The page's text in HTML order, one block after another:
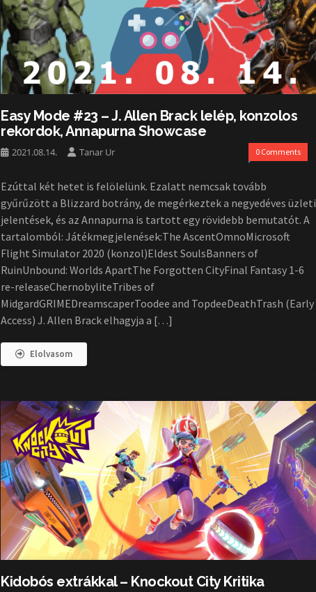
Easy Mode #23 – J. Allen Brack lelép, konzolos
rekordok, Annapurna Showcase
2021.08.14. Tanar Ur 0 Comments
Ezúttal két hetet is felölelünk. Ezalatt nemcsak tovább
gyűrűzött a Blizzard botrány, de megérkeztek a negyedéves üzleti
jelentések, és az Annapurna is tartott egy rövidebb bemutatót. A
tartalomból: Játékmegjelenések:The AscentOmnoMicrosoft
Flight Simulator 2020 (konzol)Eldest SoulsBanners of
RuinUnbound: Worlds ApartThe Forgotten CityFinal Fantasy 1-6
re-releaseChernobyliteTribes of
MidgardGRIMEDreamscaperToodee and TopdeeDeathTrash (Early
Access) J. Allen Brack elhagyja a […]
Elolvasom
Kidobós extrákkal – Knockout City Kritika